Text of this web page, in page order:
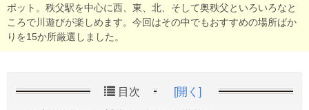
ポット。秩父駅を中心に西、東、北、そして奥秩父といろいろなと
ころで川遊びが楽しめます。今回はその中でもおすすめの場所ばか
りを15か所厳選しました。
目次 [開く]